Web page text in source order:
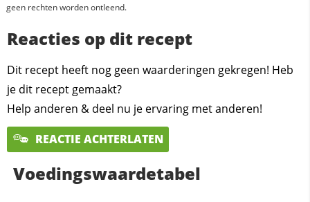
geen rechten worden ontleend.
Reacties op dit recept
Dit recept heeft nog geen waarderingen gekregen! Heb
je dit recept gemaakt?
Help anderen & deel nu je ervaring met anderen!
REACTIE ACHTERLATEN
Voedingswaardetabel